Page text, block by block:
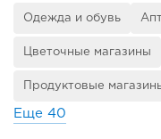
Одежда и обувь
Цветочные магазины
Продуктовые
Еще 40